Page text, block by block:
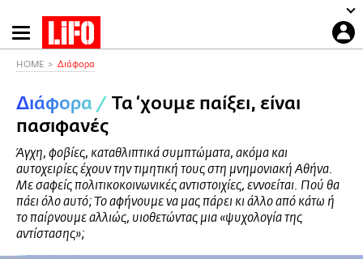
Παράκαμψη
προς
περιεχόμενο
HOME Διάφορα
Διάφορα / Τα ‘χουμε παίξει, είναι
πασιφανές
Άγχη, φοβίες, καταθλιπτικά συμπτώματα, ακόμα και
αυτοχειρίες έχουν την τιμητική τους στη μνημονιακή Αθήνα.
Με σαφείς πολιτικοκοινωνικές αντιστοιχίες, εννοείται. Πού θα
πάει όλο αυτό; Το αφήνουμε να μας πάρει κι άλλο από κάτω ή
το παίρνουμε αλλιώς, υιοθετώντας μια «ψυχολογία της
αντίστασης»;